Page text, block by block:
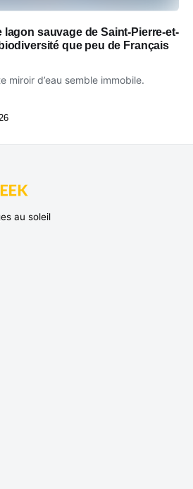
sauvage de Saint-Pierre-et-
que peu de Français
miroir d’eau semble immobile.
au soleil